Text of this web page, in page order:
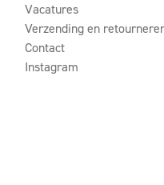
Vacatures
Verzending en
Contact
Instagram